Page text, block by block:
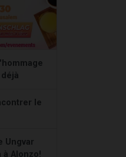
le
Ungvar
à Alonzo!